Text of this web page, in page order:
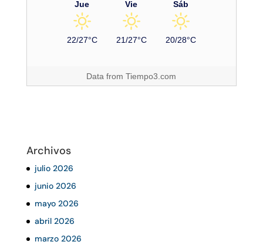
Jue
22/27°C
Vie
21/27°C
Sáb
20/28°C
Data fromTiempo3.com
Archivos
julio 2026
junio 2026
mayo 2026
abril 2026
marzo 2026